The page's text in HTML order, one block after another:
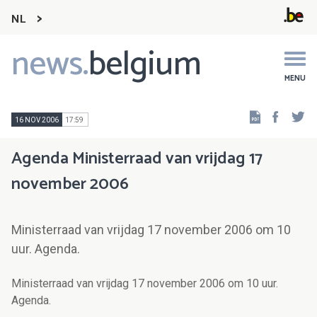
NL
news.belgium MENU
Main
navigation
16 NOV 2006 17:59
Agenda Ministerraad van vrijdag 17
november 2006
Ministerraad van vrijdag 17 november 2006 om 10
uur. Agenda.
Ministerraad van vrijdag 17 november 2006 om 10 uur.
Agenda.